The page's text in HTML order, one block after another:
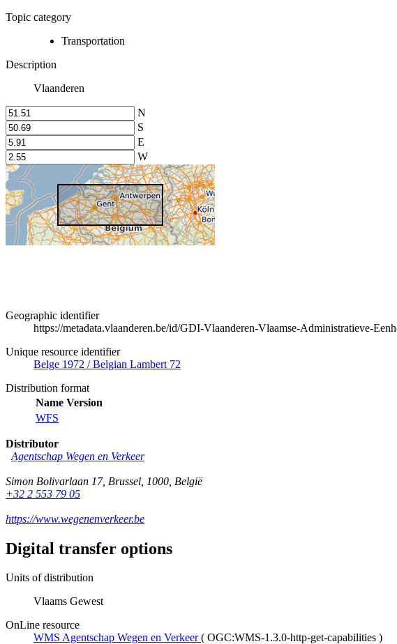
Topic category
Transportation
Description
Vlaanderen
N
S
E
W
Geographic identifier
https://metadata.vlaanderen.be/id/GDI-Vlaanderen-Vlaamse-Administratieve-
Unique resource identifier
Belge 1972 / Belgian Lambert 72
Distribution format
Name Version
WFS
Distributor
Agentschap Wegen en Verkeer
Simon Bolivarlaan 17, Brussel 1000 België
+32 2 553 79 05
https://www.wegenenverkeer.be
Digital transfer options
Units of distribution
Vlaams Gewest
OnLine resource
WMS Agentschap Wegen en Verkeer ( OGC:WMS-1.3.0-http-get-capabilities )